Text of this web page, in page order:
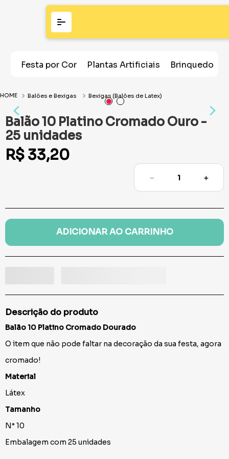
Festa por Cor Plantas Artificiais Brinquedos
Balões e Bexigas Bexigas (Balões de Latex)
Balão 10 Platino Cromado Ouro -
25 unidades
R$ 33,20
＋
－
ADICIONAR AO CARRINHO
Descrição do produto
Balão 10 Platino Cromado Dourado
O item que não pode faltar na decoração da sua festa, agora
cromado!
Material
Látex
Tamanho
N° 10
Embalagem com 25 unidades